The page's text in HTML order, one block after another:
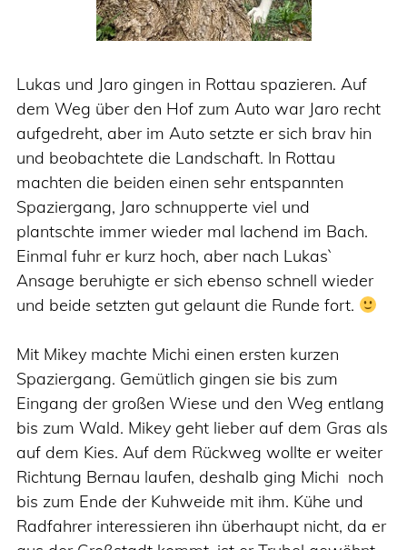
Lukas und Jaro gingen in Rottau spazieren. Auf
dem Weg über den Hof zum Auto war Jaro recht
aufgedreht, aber im Auto setzte er sich brav hin
und beobachtete die Landschaft. In Rottau
machten die beiden einen sehr entspannten
Spaziergang, Jaro schnupperte viel und
plantschte immer wieder mal lachend im Bach.
Einmal fuhr er kurz hoch, aber nach Lukas`
Ansage beruhigte er sich ebenso schnell wieder
und beide setzten gut gelaunt die Runde fort.
Mit Mikey machte Michi einen ersten kurzen
Spaziergang. Gemütlich gingen sie bis zum
Eingang der großen Wiese und den Weg entlang
bis zum Wald. Mikey geht lieber auf dem Gras als
auf dem Kies. Auf dem Rückweg wollte er weiter
Richtung Bernau laufen, deshalb ging Michi noch
bis zum Ende der Kuhweide mit ihm. Kühe und
Radfahrer interessieren ihn überhaupt nicht, da er